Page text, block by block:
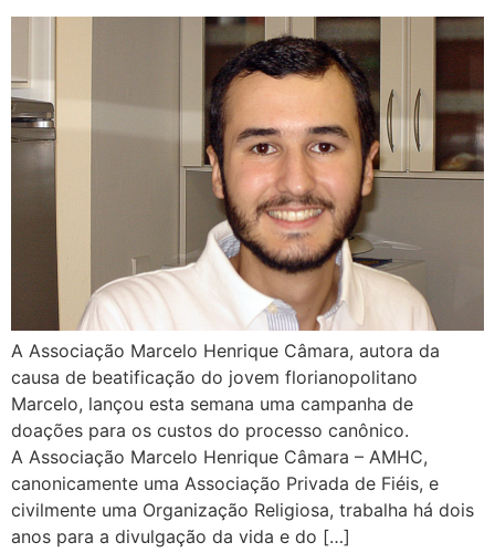
A Associação Marcelo Henrique Câmara, autora da
causa de beatificação do jovem florianopolitano
Marcelo, lançou esta semana uma campanha de
doações para os custos do processo canônico.
A Associação Marcelo Henrique Câmara – AMHC,
canonicamente uma Associação Privada de Fiéis, e
civilmente uma Organização Religiosa, trabalha há dois
anos para a divulgação da vida e do […]